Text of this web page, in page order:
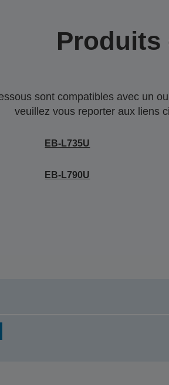
Produits
sont compatibles avec un
veuillez vous reporter aux liens
EB-L735U
EB-L790U